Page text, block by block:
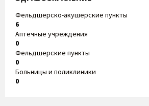
Фельдшерско-акушерские пункты
6
Аптечные учреждения
0
Фельдшерские пункты
0
Больницы и поликлиники
0